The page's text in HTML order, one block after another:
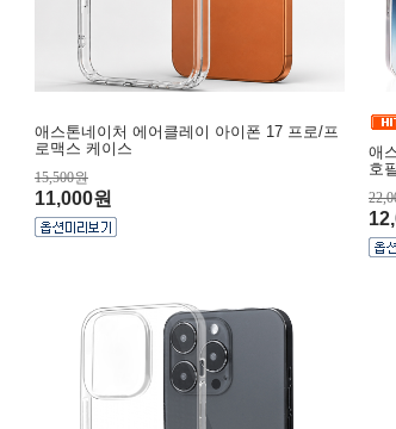
애스톤네이처 에어클레이 아이폰 17 프로/프
로맥스 케이스
15,500원
11,000원
애
호